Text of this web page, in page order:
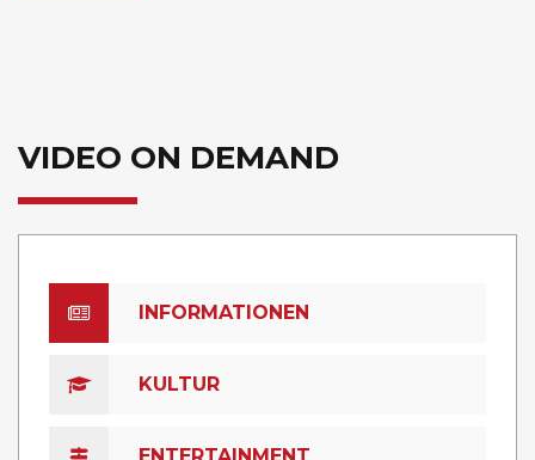
VIDEO ON DEMAND
INFORMATIONEN
KULTUR